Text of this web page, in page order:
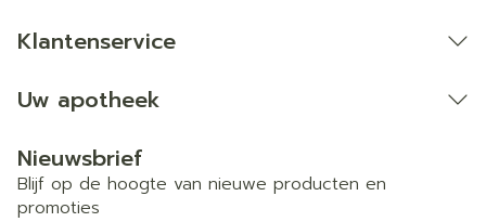
Klantenservice
Uw apotheek
Nieuwsbrief
Blijf op de hoogte van nieuwe producten en
promoties